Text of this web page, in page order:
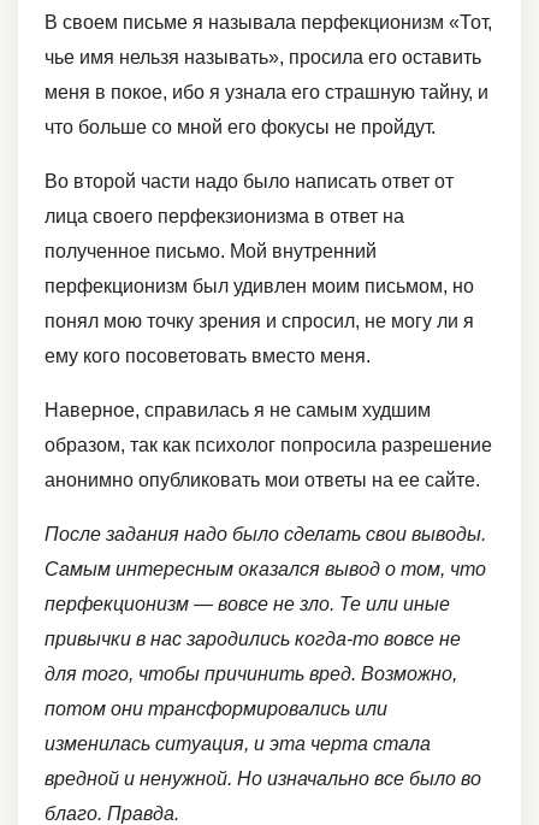
В своем письме я называла перфекционизм «Тот,
чье имя нельзя называть», просила его оставить
меня в покое, ибо я узнала его страшную тайну, и
что больше со мной его фокусы не пройдут.
Во второй части надо было написать ответ от
лица своего перфекзионизма в ответ на
полученное письмо. Мой внутренний
перфекционизм был удивлен моим письмом, но
понял мою точку зрения и спросил, не могу ли я
ему кого посоветовать вместо меня.
Наверное, справилась я не самым худшим
образом, так как психолог попросила разрешение
анонимно опубликовать мои ответы на ее сайте.
После задания надо было сделать свои выводы.
Самым интересным оказался вывод о том, что
перфекционизм — вовсе не зло. Те или иные
привычки в нас зародились когда-то вовсе не
для того, чтобы причинить вред. Возможно,
потом они трансформировались или
изменилась ситуация, и эта черта стала
вредной и ненужной. Но изначально все было во
благо. Правда.